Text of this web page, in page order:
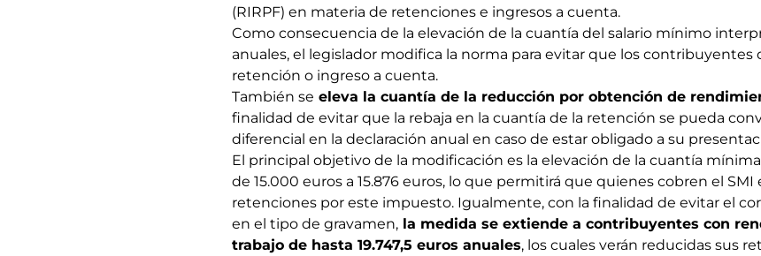
(RIRPF) en materia de retenciones e ingresos a cuenta.
Como consecuencia de la elevación de la cuantía del salario mínimo
anuales, el legislador modifica la norma para evitar que los contribuyentes
retención o ingreso a cuenta.
También se eleva la cuantía de la reducción por obtención de
finalidad de evitar que la rebaja en la cuantía de la retención se pueda
diferencial en la declaración anual en caso de estar obligado a su
El principal objetivo de la modificación es la elevación de la cuantía
de 15.000 euros a 15.876 euros, lo que permitirá que quienes cobren el
retenciones por este impuesto. Igualmente, con la finalidad de evitar el
en el tipo de gravamen, la medida se extiende a contribuyentes con
trabajo de hasta 19.747,5 euros anuales, los cuales verán reducidas sus